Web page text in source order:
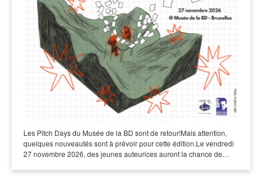
Les Pitch Days du Musée de la BD sont de retour!Mais attention,
quelques nouveautés sont à prévoir pour cette édition.Le vendredi
27 novembre 2026, des jeunes auteurices auront la chance de…